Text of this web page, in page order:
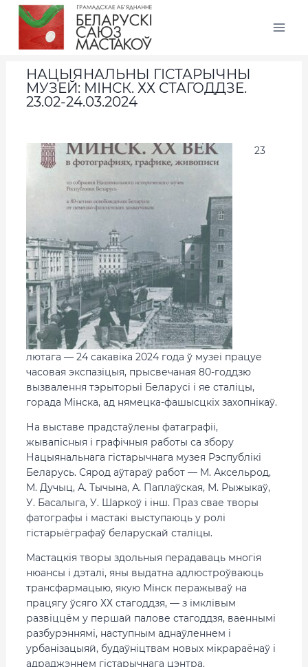
НАЦЫЯНАЛЬНЫ ГІСТАРЫЧНЫ
МУЗЕЙ: МІНСК. ХХ СТАГОДДЗЕ.
23.02-24.03.2024
23
лютага — 24 сакавіка 2024 года ў музеі працуе
часовая экспазіцыя, прысвечаная 80-годдзю
вызвалення тэрыторыі Беларусі і яе сталіцы,
горада Мінска, ад нямецка-фашысцкіх захопнікаў.
На выставе прадстаўлены фатаграфіі,
жывапісныя і графічныя работы са збору
Нацыянальнага гістарычнага музея Рэспублікі
Беларусь. Сярод аўтараў работ — М. Аксельрод,
М. Дучыц, А. Тычына, А. Паплаўская, М. Рыжыкаў,
У. Басалыга, У. Шаркоў і інш. Праз свае творы
фатографы і мастакі выступаюць у ролі
гістарыёграфаў беларускай сталіцы.
Мастацкія творы здольныя перадаваць многія
нюансы і дэталі, яны выдатна адлюстроўваюць
трансфармацыю, якую Мінск перажываў на
працягу ўсяго ХХ стагоддзя, — з імклівым
развіццём у першай палове стагоддзя, ваеннымі
разбурэннямі, наступным аднаўленнем і
урбанізацыяй, будаўніцтвам новых мікрараёнаў і
адраджэннем гістарычнага цэнтра.